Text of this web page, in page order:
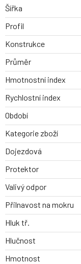
Šířka
Profil
Konstrukce
Průměr
Hmotnostní index
Rychlostní index
Období
Kategorie zboží
Dojezdová
Protektor
Valivý odpor
Přilnavost na mokru
Hluk tř.
Hlučnost
Hmotnost